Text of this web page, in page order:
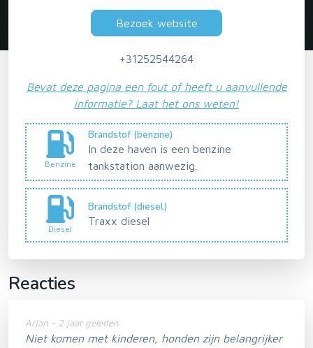
Bezoek website
+31252544264
Bevat deze pagina een fout of heeft u aanvullende
informatie? Laat het ons weten!
Benzine
Brandstof (benzine)
In deze haven is een benzine
tankstation aanwezig.
Diesel
Brandstof (diesel)
Traxx diesel
Reacties
Arjan - 2 jaar geleden
Niet komen met kinderen, honden zijn belangrijker